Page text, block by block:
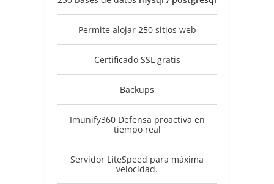
Permite alojar 250 sitios web
Certificado SSL gratis
Backups
Imunify360 Defensa proactiva en
tiempo real
Servidor LiteSpeed para máxima
velocidad.